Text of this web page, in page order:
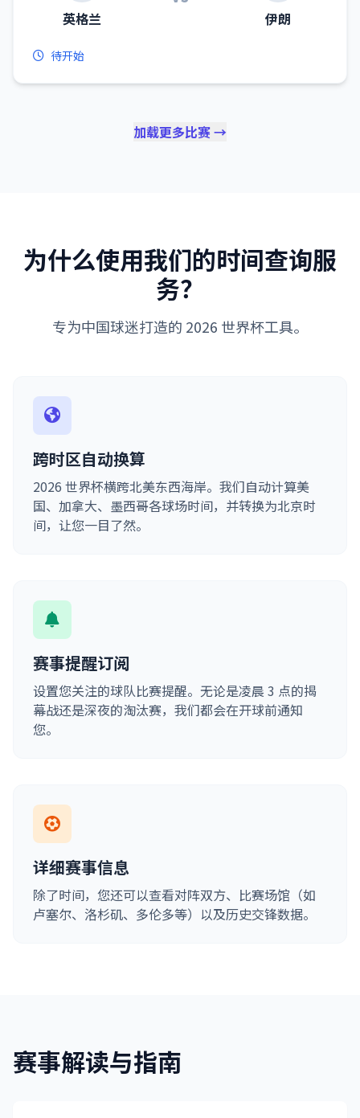
英格兰 伊朗
待开始
加载更多比赛 →
为什么使用我们的时间查询服
务？
专为中国球迷打造的 2026 世界杯工具。
跨时区自动换算
2026 世界杯横跨北美东西海岸。我们自动计算美
国、加拿大、墨西哥各球场时间，并转换为北京时
间，让您一目了然。
赛事提醒订阅
设置您关注的球队比赛提醒。无论是凌晨 3 点的揭
幕战还是深夜的淘汰赛，我们都会在开球前通知
您。
详细赛事信息
除了时间，您还可以查看对阵双方、比赛场馆（如
卢塞尔、洛杉矶、多伦多等）以及历史交锋数据。
赛事解读与指南